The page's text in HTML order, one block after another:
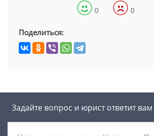
0 0
Поделиться:
Задайте вопрос и юрист ответит